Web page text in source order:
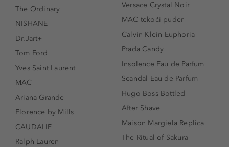
The Ordinary
NISHANE
Dr.Jart+
Tom Ford
Yves Saint Laurent
MAC
Ariana Grande
Florence by Mills
CAUDALIE
Ralph Lauren
Versace Crystal Noir
MAC tekoči puder
Calvin Klein Euphoria
Prada Candy
Insolence Eau de Parfum
Scandal Eau de Parfum
Hugo Boss Bottled
After Shave
Maison Margiela Replica
The Ritual of Sakura